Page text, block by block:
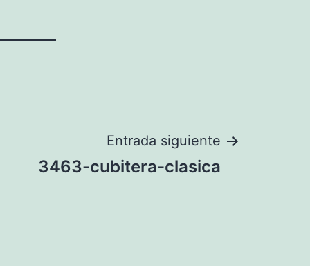
Entrada siguiente
3463-cubitera-clasica